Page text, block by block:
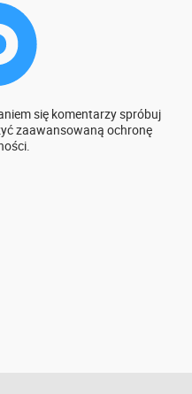
się komentarzy spróbuj
zaawansowaną ochronę